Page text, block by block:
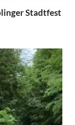
Stadtfest